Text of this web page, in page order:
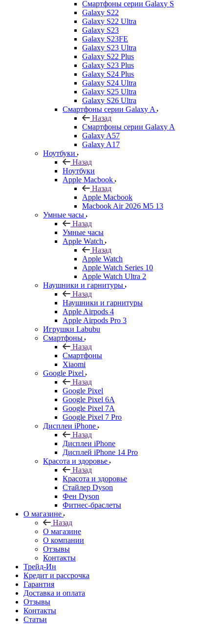
Смартфоны серии Galaxy S
Galaxy S22
Galaxy S22 Ultra
Galaxy S23
Galaxy S23FE
Galaxy S23 Ultra
Galaxy S22 Plus
Galaxy S23 Plus
Galaxy S24 Plus
Galaxy S24 Ultra
Galaxy S25 Ultra
Galaxy S26 Ultra
Смартфоны серии Galaxy A
Назад
Смартфоны серии Galaxy A
Galaxy A57
Galaxy A17
Ноутбуки
Назад
Ноутбуки
Apple Macbook
Назад
Apple Macbook
Macbook Air 2026 M5 13
Умные часы
Назад
Умные часы
Apple Watch
Назад
Apple Watch
Apple Watch Series 10
Apple Watch Ultra 2
Наушники и гарнитуры
Назад
Наушники и гарнитуры
Apple Airpods 4
Apple Airpods Pro 3
Игрушки Labubu
Смартфоны
Назад
Смартфоны
Xiaomi
Google Pixel
Назад
Google Pixel
Google Pixel 6A
Google Pixel 7А
Google Pixel 7 Pro
Дисплеи iPhone
Назад
Дисплеи iPhone
Дисплей iPhone 14 Pro
Красота и здоровье
Назад
Красота и здоровье
Стайлер Dyson
Фен Dyson
Фитнес-браслеты
О магазине
Назад
О магазине
О компании
Отзывы
Контакты
Трейд-Ин
Кредит и рассрочка
Гарантия
Доставка и оплата
Отзывы
Контакты
Статьи